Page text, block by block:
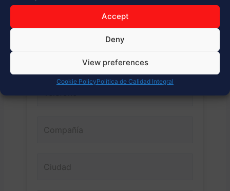
Accept
Deny
View preferences
Cookie PolicyPolítica de Calidad Integral